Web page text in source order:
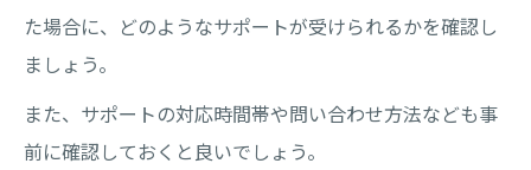
た場合に、どのようなサポートが受けられるかを確認し
ましょう。
また、サポートの対応時間帯や問い合わせ方法なども事
前に確認しておくと良いでしょう。